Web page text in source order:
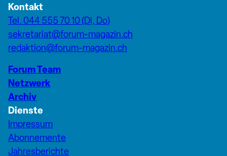
Kontakt
Tel. 044 555 70 10 (Di, Do)
sekretariat@forum-magazin.ch
redaktion@forum-magazin.ch
Forum Team
Netzwerk
Archiv
Dienste
Impressum
Abonnemente
Jahresberichte